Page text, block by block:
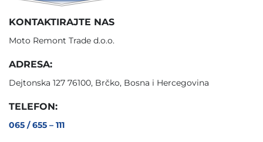
KONTAKTIRAJTE NAS
Moto Remont Trade d.o.o.
ADRESA:
Dejtonska 127 76100, Brčko, Bosna i Hercegovina
TELEFON:
065 / 655 – 111